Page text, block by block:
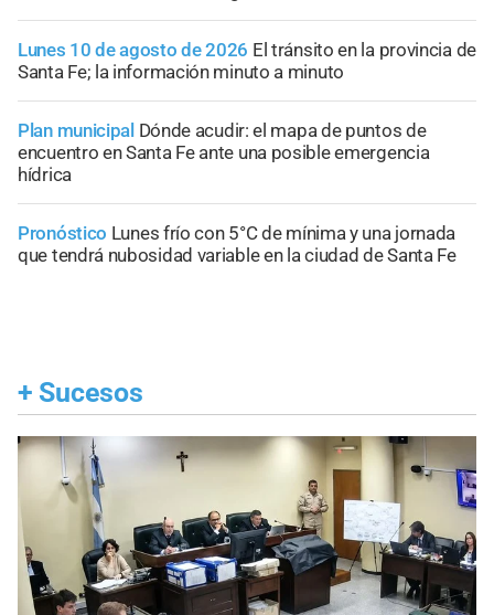
Lunes 10 de agosto de 2026 El tránsito en la provincia de
Santa Fe; la información minuto a minuto
Plan municipal Dónde acudir: el mapa de puntos de
encuentro en Santa Fe ante una posible emergencia
hídrica
Pronóstico Lunes frío con 5°C de mínima y una jornada
que tendrá nubosidad variable en la ciudad de Santa Fe
+ Sucesos